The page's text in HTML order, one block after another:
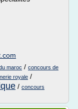
maroc / concours de
royale /
/ concours